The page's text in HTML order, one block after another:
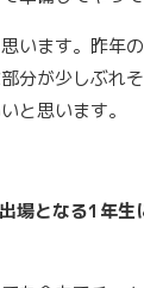
います。昨年
分が少しぶれ
と思います。
場となる1年生